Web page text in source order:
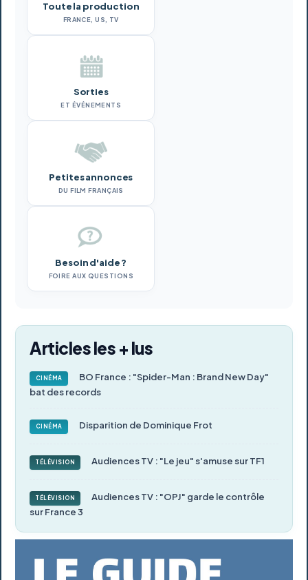
Toute la production
FRANCE, US, TV
Sorties
ET ÉVÉNEMENTS
Petites annonces
DU FILM FRANÇAIS
Besoin d'aide ?
FOIRE AUX QUESTIONS
Articles les + lus
CINÉMA
BO France : "Spider-Man : Brand New Day"
bat des records
CINÉMA Disparition de Dominique Frot
TÉLÉVISION Audiences TV : "Le jeu" s'amuse sur TF1
TÉLÉVISION
Audiences TV : "OPJ" garde le contrôle
sur France 3